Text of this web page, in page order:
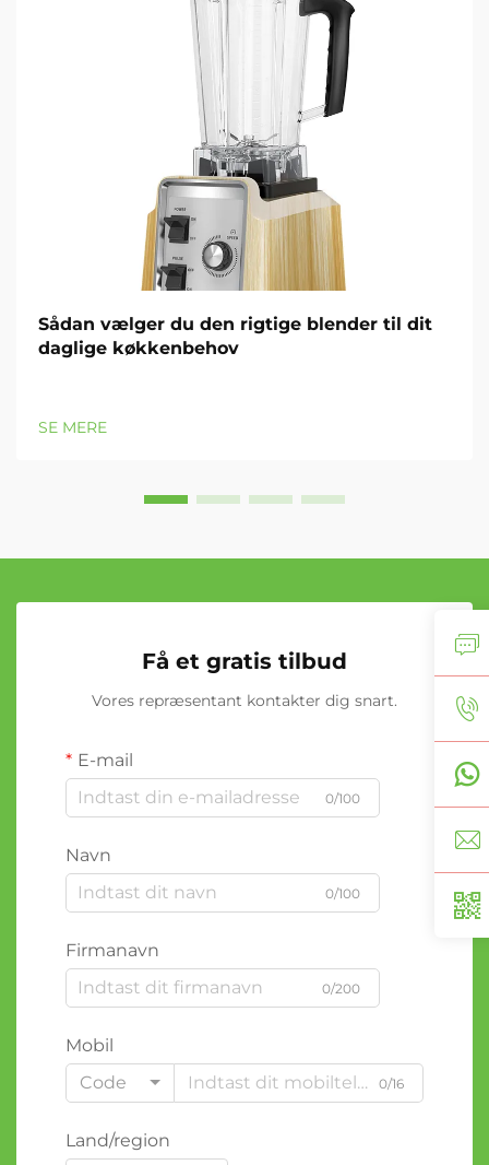
Sådan vælger du den rigtige blender til dit
daglige køkkenbehov
SE MERE
Få et gratis tilbud
Vores repræsentant kontakter dig snart.
E-mail
0/100
Navn
0/100
Firmanavn
0/200
Mobil
Code
0/16
Land/region